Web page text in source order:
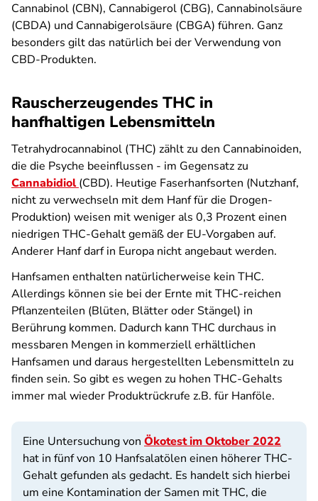
Cannabinol (CBN), Cannabigerol (CBG), Cannabinolsäure
(CBDA) und Cannabigerolsäure (CBGA) führen. Ganz
besonders gilt das natürlich bei der Verwendung von
CBD-Produkten.
Rauscherzeugendes THC in
hanfhaltigen Lebensmitteln
Tetrahydrocannabinol (THC) zählt zu den Cannabinoiden,
die die Psyche beeinflussen - im Gegensatz zu
Cannabidiol(CBD). Heutige Faserhanfsorten (Nutzhanf,
nicht zu verwechseln mit dem Hanf für die Drogen-
Produktion) weisen mit weniger als 0,3 Prozent einen
niedrigen THC-Gehalt gemäß der EU-Vorgaben auf.
Anderer Hanf darf in Europa nicht angebaut werden.
Hanfsamen enthalten natürlicherweise kein THC.
Allerdings können sie bei der Ernte mit THC-reichen
Pflanzenteilen (Blüten, Blätter oder Stängel) in
Berührung kommen. Dadurch kann THC durchaus in
messbaren Mengen in kommerziell erhältlichen
Hanfsamen und daraus hergestellten Lebensmitteln zu
finden sein. So gibt es wegen zu hohen THC-Gehalts
immer mal wieder Produktrückrufe z.B. für Hanföle.
Eine Untersuchung von Ökotest im Oktober 2022
hat in fünf von 10 Hanfsalatölen einen höherer THC-
Gehalt gefunden als gedacht. Es handelt sich hierbei
um eine Kontamination der Samen mit THC, die